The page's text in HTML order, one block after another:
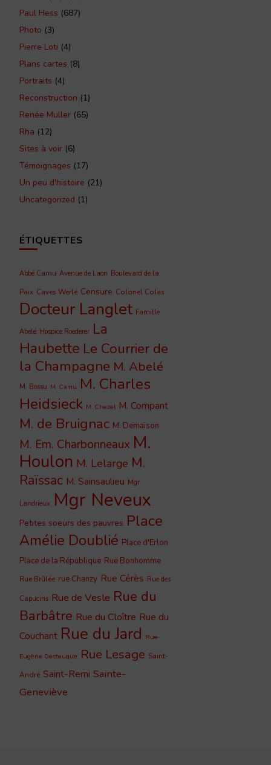
Paul Hess (687)
Photo (3)
Pierre Loti (4)
Plans cartes (8)
Portraits (4)
Reconstruction (1)
Renée Muller (65)
Rha (12)
Sites à voir (6)
Témoignages (17)
Un peu d'histoire (21)
Uncategorized (1)
ÉTIQUETTES
Abbé Camu Avenue de Laon Boulevard de la
Paix Caves Werlé Censure Colonel Colas
Docteur Langlet Famille
Abelé Hospice Roederer La
Haubette Le Courrier de
la Champagne M. Abelé
M. Bossu M. Camu M. Charles
Heidsieck M. Chezel M. Compant
M. de Bruignac M. Demaison
M. Em. Charbonneaux M.
Houlon M. Lelarge M.
Raïssac M. Sainsaulieu Mgr
Landrieux Mgr Neveux
Petites soeurs des pauvres Place
Amélie Doublié Place d'Erlon
Place de la République Rue Bonhomme
Rue Brûlée rue Chanzy Rue Cérès Rue des
Capucins Rue de Vesle Rue du
Barbâtre Rue du Cloître Rue du
Couchant Rue du Jard Rue
Eugène Desteuque Rue Lesage Saint-
André Saint-Remi Sainte-
Geneviève